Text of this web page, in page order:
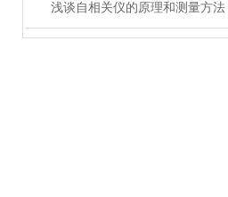
浅谈自相关仪的原理和测量方法